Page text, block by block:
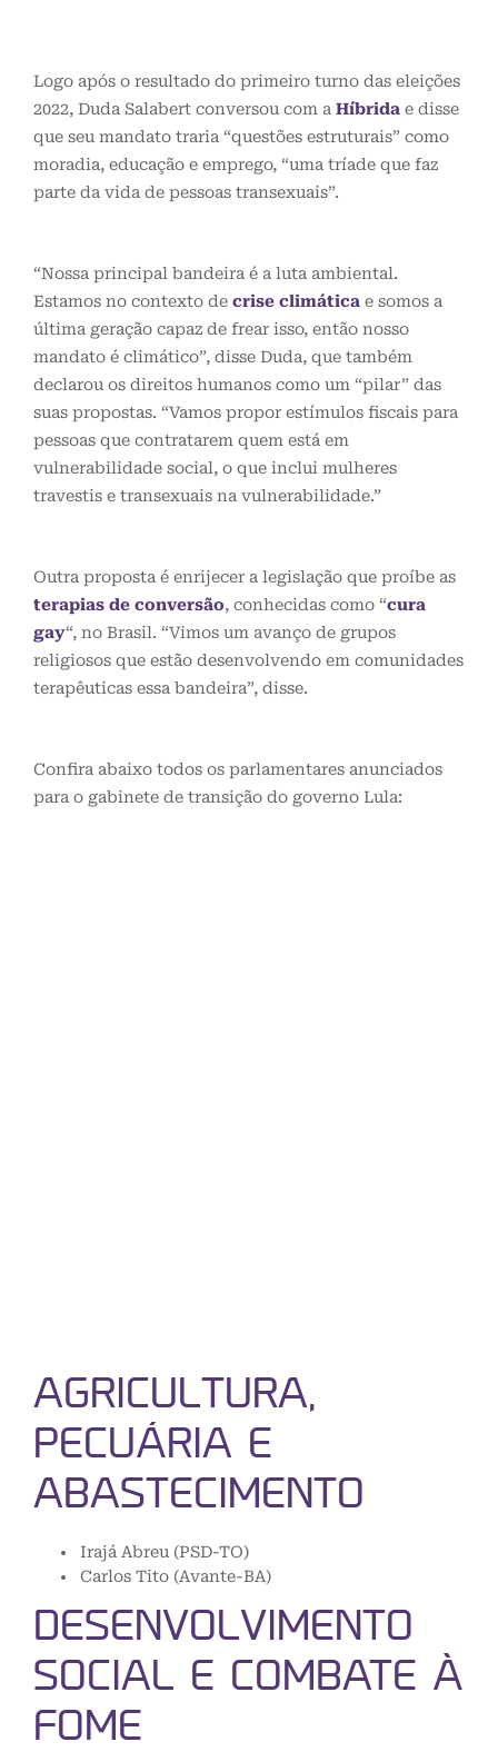
Logo após o resultado do primeiro turno das eleições
2022, Duda Salabert conversou com a Híbrida e disse
que seu mandato traria “questões estruturais” como
moradia, educação e emprego, “uma tríade que faz
parte da vida de pessoas transexuais”.
“Nossa principal bandeira é a luta ambiental.
Estamos no contexto de crise climática e somos a
última geração capaz de frear isso, então nosso
mandato é climático”, disse Duda, que também
declarou os direitos humanos como um “pilar” das
suas propostas. “Vamos propor estímulos fiscais para
pessoas que contratarem quem está em
vulnerabilidade social, o que inclui mulheres
travestis e transexuais na vulnerabilidade.”
Outra proposta é enrijecer a legislação que proíbe as
terapias de conversão, conhecidas como “cura
gay“, no Brasil. “Vimos um avanço de grupos
religiosos que estão desenvolvendo em comunidades
terapêuticas essa bandeira”, disse.
Confira abaixo todos os parlamentares anunciados
para o gabinete de transição do governo Lula:
AGRICULTURA,
PECUÁRIA E
ABASTECIMENTO
Irajá Abreu (PSD-TO)
Carlos Tito (Avante-BA)
DESENVOLVIMENTO
SOCIAL E COMBATE À
FOME